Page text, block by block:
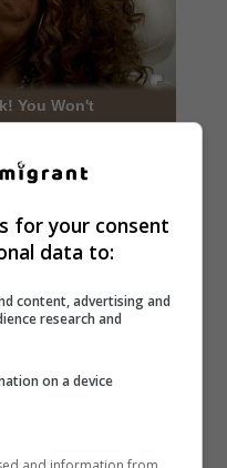
for your consent
data to:
content, advertising and
research and
on a device